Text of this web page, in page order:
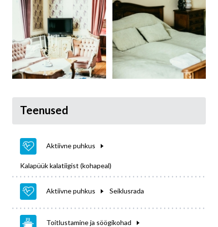
Teenused
Aktiivne puhkus
Kalapüük kalatiigist (kohapeal)
Aktiivne puhkus Seiklusrada
Toitlustamine ja söögikohad